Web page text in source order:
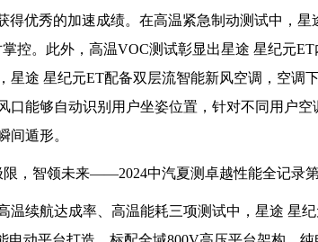
得优秀的加速成绩。在高温紧急制动测试中，
控。此外，高温VOC测试彰显出星途 星纪元
星途 星纪元ET配备双层流智能新风空调，空调
口能够自动识别用户坐姿位置，针对不同用户
间遁形。
温续航达成率、高温能耗三项测试中，星途 星